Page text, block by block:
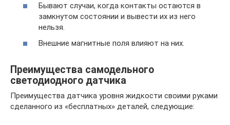
Бывают случаи, когда контакты остаются в
замкнутом состоянии и вывести их из него
нельзя.
Внешние магнитные поля влияют на них.
Преимущества самодельного
светодиодного датчика
Преимущества датчика уровня жидкости своими руками
сделанного из «бесплатных» деталей, следующие: